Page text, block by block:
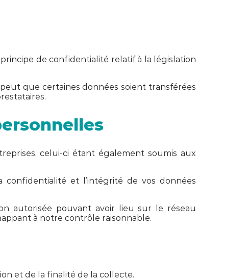
de confidentialité relatif à la législation
que certaines données soient transférées
celui-ci étant également soumis aux
et l’intégrité de vos données
autorisée pouvant avoir lieu sur le réseau
à notre contrôle raisonnable.
et de la finalité de la collecte.